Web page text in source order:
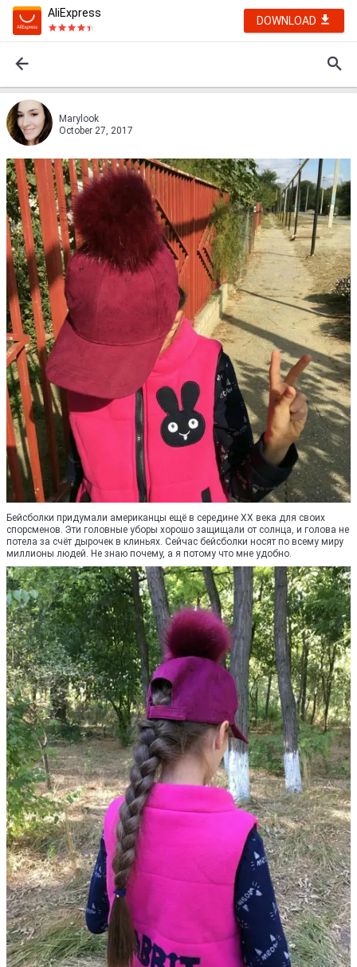
AliExpress
DOWNLOAD
Marylook
October 27, 2017
Бейсболки придумали американцы ещё в серединe XX века для своих
спорсменов. Эти головные уборы хорошо защищали от солнца, и голова не
потела за счёт дырочек в клиньях. Сейчас бейсболки носят по всему миру
миллионы людей. Не знаю почему, а я потому что мне удобно.